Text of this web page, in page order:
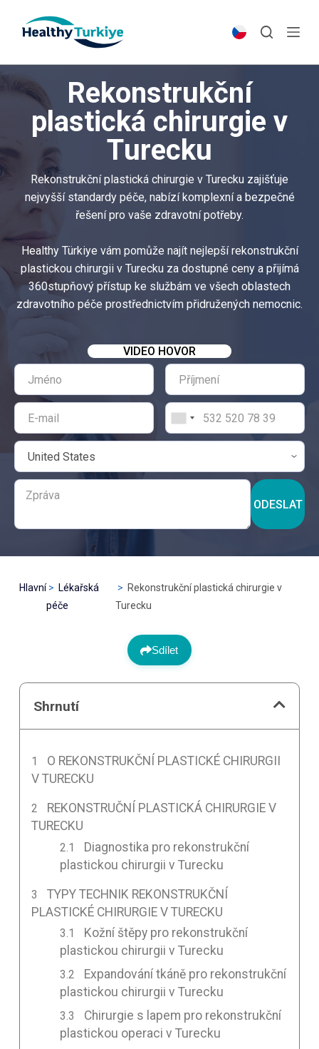
p
t
Rekonstrukční
plastická chirurgie v
Turecku
Rekonstrukční plastická chirurgie v Turecku zajišťuje
nejvyšší standardy péče, nabízí komplexní a bezpečné
řešení pro vaše zdravotní potřeby.
Healthy Türkiye vám pomůže najít nejlepší rekonstrukční
plastickou chirurgii v Turecku za dostupné ceny a přijímá
360stupňový přístup ke službám ve všech oblastech
zdravotního péče prostřednictvím přidružených nemocnic.
VIDEO HOVOR
ODESLAT
Hlavní
Lékařská
péče
Rekonstrukční plastická chirurgie v
Turecku
Sdílet
Shrnutí
O REKONSTRUKČNÍ PLASTICKÉ CHIRURGII
V TURECKU
REKONSTRUČNÍ PLASTICKÁ CHIRURGIE V
TURECKU
Diagnostika pro rekonstrukční
plastickou chirurgii v Turecku
TYPY TECHNIK REKONSTRUKČNÍ
PLASTICKÉ CHIRURGIE V TURECKU
Kožní štěpy pro rekonstrukční
plastickou chirurgii v Turecku
Expandování tkáně pro rekonstrukční
plastickou chirurgii v Turecku
Chirurgie s lapem pro rekonstrukční
plastickou operaci v Turecku